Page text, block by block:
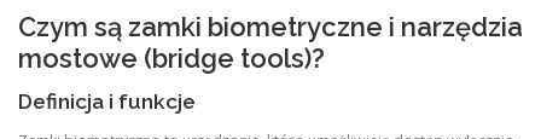
Czym są zamki biometryczne i narzędzia
mostowe (bridge tools)?
Definicja i funkcje